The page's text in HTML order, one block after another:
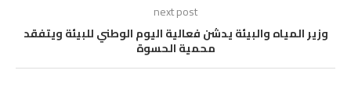
next post
وزير المياه والبيئة يدشن فعالية اليوم الوطني للبيئة ويتفقد
محمية الحسوة